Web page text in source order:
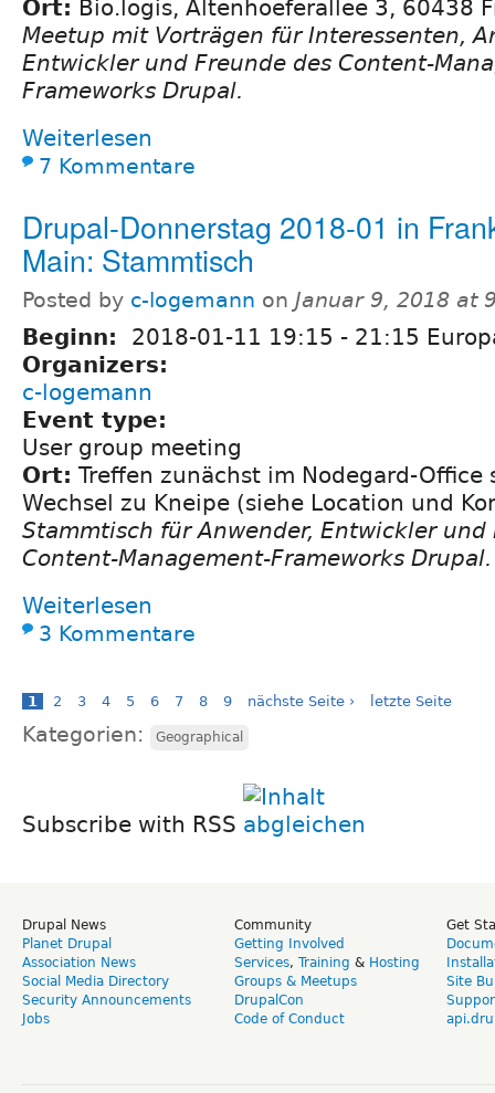
Ort: Bio.logis, Altenhoeferallee 3, 60438
Meetup mit Vorträgen für Interessenten,
Entwickler und Freunde des Content-
Frameworks Drupal.
Weiterlesen
7 Kommentare
Drupal-Donnerstag 2018-01 in
Main: Stammtisch
Posted by c-logemann on Januar 9, 2018 at
Beginn: 2018-01-11 19:15 - 21:15
Organizers:
c-logemann
Event type:
User group meeting
Ort: Treffen zunächst im Nodegard-Office
Wechsel zu Kneipe (siehe Location und
Stammtisch für Anwender, Entwickler und
Content-Management-Frameworks Drupal.
Weiterlesen
3 Kommentare
1 2 3 4 5 6 7 8 9 nächste Seite › letzte Seite
Kategorien: Geographical
Subscribe with RSS
Drupal News
Planet Drupal
Association News
Social Media Directory
Security Announcements
Jobs
Community
Getting Involved
Services, Training & Hosting
Groups & Meetups
DrupalCon
Code of Conduct
Get
Site